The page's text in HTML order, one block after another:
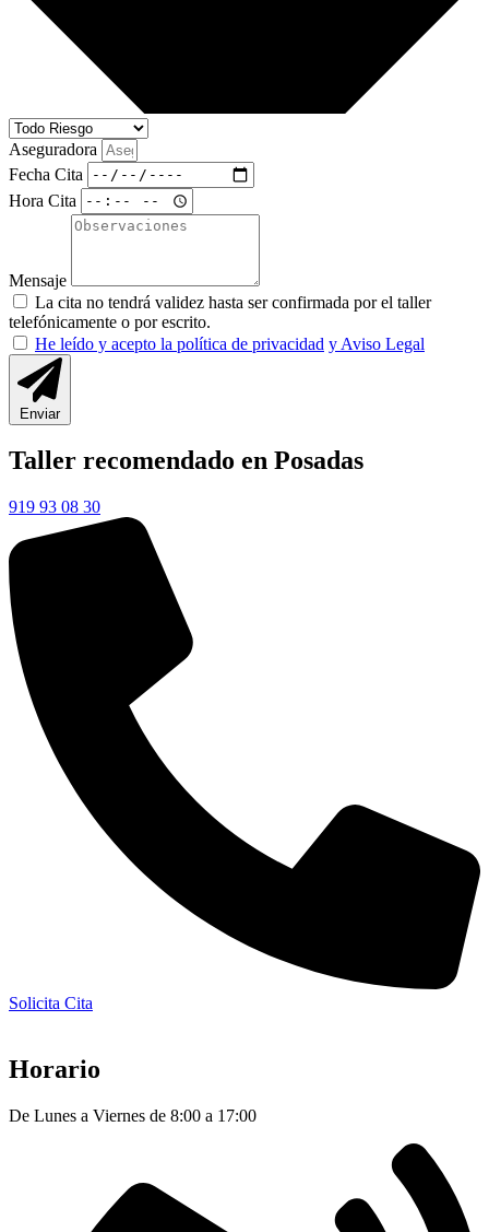
Aseguradora
Fecha Cita
Hora Cita
Mensaje
La cita no tendrá validez hasta ser confirmada por el taller
telefónicamente o por escrito.
He leído y acepto la política de privacidad y Aviso Legal
Enviar
Taller recomendado en Posadas
919 93 08 30
Solicita Cita
Horario
De Lunes a Viernes de 8:00 a 17:00